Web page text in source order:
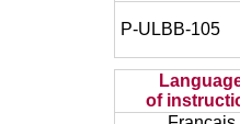
P-ULBB-105
of